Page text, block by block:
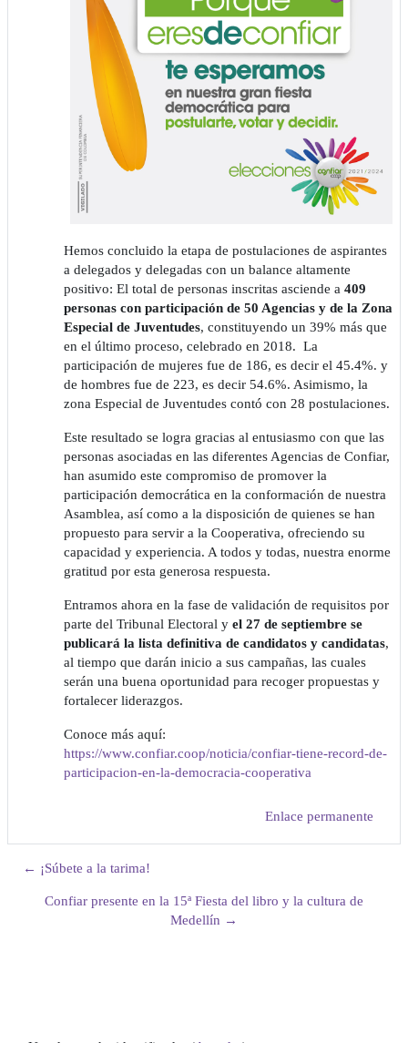
Hemos concluido la etapa de postulaciones de aspirantes
a delegados y delegadas con un balance altamente
positivo: El total de personas inscritas asciende a 409
personas con participación de 50 Agencias y de la Zona
Especial de Juventudes, constituyendo un 39% más que
en el último proceso, celebrado en 2018. La
participación de mujeres fue de 186, es decir el 45.4%. y
de hombres fue de 223, es decir 54.6%. Asimismo, la
zona Especial de Juventudes contó con 28 postulaciones.
Este resultado se logra gracias al entusiasmo con que las
personas asociadas en las diferentes Agencias de Confiar,
han asumido este compromiso de promover la
participación democrática en la conformación de nuestra
Asamblea, así como a la disposición de quienes se han
propuesto para servir a la Cooperativa, ofreciendo su
capacidad y experiencia. A todos y todas, nuestra enorme
gratitud por esta generosa respuesta.
Entramos ahora en la fase de validación de requisitos por
parte del Tribunal Electoral y el 27 de septiembre se
publicará la lista definitiva de candidatos y candidatas,
al tiempo que darán inicio a sus campañas, las cuales
serán una buena oportunidad para recoger propuestas y
fortalecer liderazgos.
Conoce más aquí:
https://www.confiar.coop/noticia/confiar-tiene-record-de-
participacion-en-la-democracia-cooperativa
Enlace permanente
← ¡Súbete a la tarima!
Confiar presente en la 15ª Fiesta del libro y la cultura de
Medellín →